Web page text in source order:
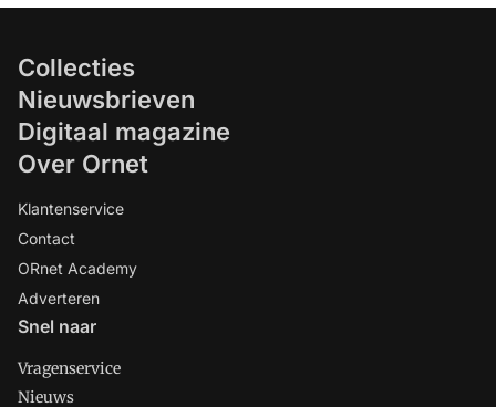
Collecties
Nieuwsbrieven
Digitaal magazine
Over Ornet
Klantenservice
Contact
ORnet Academy
Adverteren
Snel naar
Vragenservice
Nieuws